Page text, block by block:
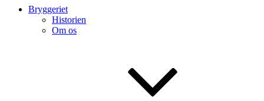
Bryggeriet
Historien
Om os